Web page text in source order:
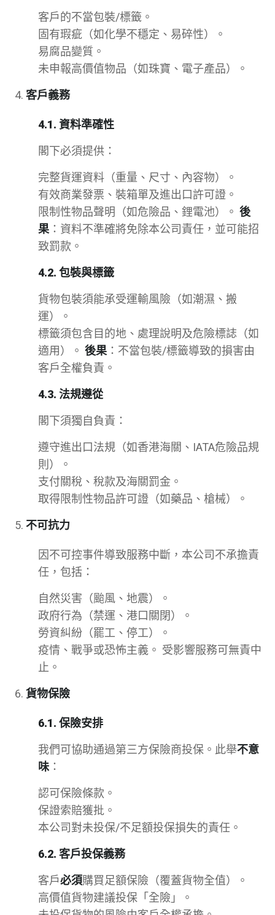
客戶的不當包裝/標籤。
固有瑕疵（如化學不穩定、易碎性）。
易腐品變質。
未申報高價值物品（如珠寶、電子產品）。
客戶義務
4.1. 資料準確性
閣下必須提供：
完整貨運資料（重量、尺寸、內容物）。
有效商業發票、裝箱單及進出口許可證。
限制性物品聲明（如危險品、鋰電池）。 後
果 ：資料不準確將免除本公司責任，並可能招
致罰款。
4.2. 包裝與標籤
貨物包裝須能承受運輸風險（如潮濕、搬
運）。
標籤須包含目的地、處理說明及危險標誌（如
適用）。 後果 ：不當包裝/標籤導致的損害由
客戶全權負責。
4.3. 法規遵從
閣下須獨自負責：
遵守進出口法規（如香港海關、IATA危險品規
則）。
支付關稅、稅款及海關罰金。
取得限制性物品許可證（如藥品、槍械）。
不可抗力
因不可控事件導致服務中斷，本公司不承擔責
任，包括：
自然災害（颱風、地震）。
政府行為（禁運、港口關閉）。
勞資糾紛（罷工、停工）。
疫情、戰爭或恐怖主義。 受影響服務可無責中
止。
貨物保險
6.1. 保險安排
我們可協助通過第三方保險商投保。此舉不意
味 ：
認可保險條款。
保證索賠獲批。
本公司對未投保/不足額投保損失的責任。
6.2. 客戶投保義務
客戶必須購買足額保險（覆蓋貨物全值）。
高價值貨物建議投保「全險」。